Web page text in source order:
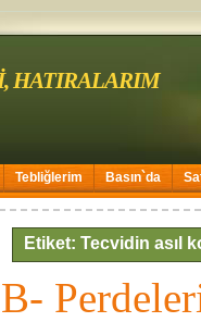
HATIRALARIM
Tebliğlerim Basın`da
Etiket: Tecvidin asıl
B-